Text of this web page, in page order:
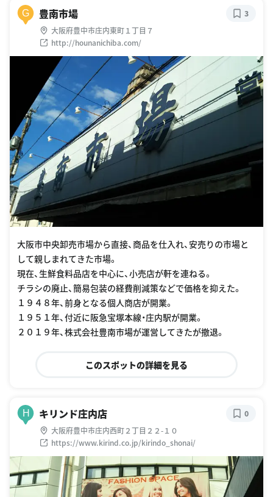
G 豊南市場
大阪府豊中市庄内東町１丁目７
http://hounanichiba.com/
3
大阪市中央卸売市場から直接、商品を仕入れ、安売りの市場と
して親しまれてきた市場。
現在、生鮮食料品店を中心に、小売店が軒を連ねる。
チラシの廃止、簡易包装の経費削減策などで価格を抑えた。
１９４８年、前身となる個人商店が開業。
１９５１年、付近に阪急宝塚本線・庄内駅が開業。
２０１９年、株式会社豊南市場が運営してきたが撤退。
このスポットの詳細を見る
H キリンド庄内店
大阪府豊中市庄内西町２丁目２２-１０
https://www.kirind.co.jp/kirindo_shonai/
0